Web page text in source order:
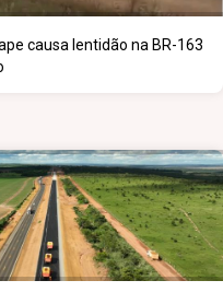
causa lentidão na BR-163